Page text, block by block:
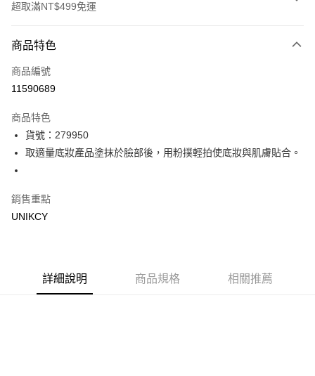
超取滿NT$499免運
icash Pay
信用卡一次付款
LINE Pay
Apple Pay
7-11取貨付款［需3-5個工作天不含預購商品］
商品特色
商品編號
11590689
商品特色
貨號：279950
取適量底妝產品塗抹於臉部後，用粉撲輕拍使底妝與肌膚貼合。
銷售重點
UNIKCY
詳細說明 商品規格 相關推薦